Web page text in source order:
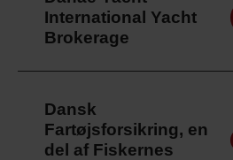
International Yacht
Brokerage
Dansk
Fartøjsforsikring, en
del af Fiskernes